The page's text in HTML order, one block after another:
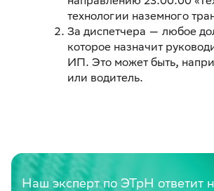
технологии наземного
За диспетчера — любое
которое назначит
ИП. Это может быть,
или водитель.
Наш эксперт по ЭТрН ответит